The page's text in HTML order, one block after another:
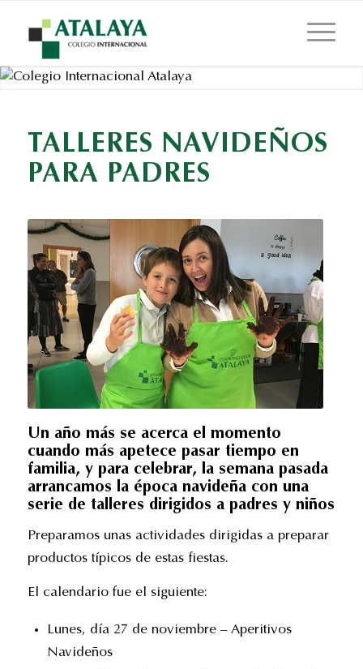
TALLERES NAVIDEÑOS
PARA PADRES
Un año más se acerca el momento
cuando más apetece pasar tiempo en
familia, y para celebrar, la semana pasada
arrancamos la época navideña con una
serie de talleres dirigidos a padres y niños
Preparamos unas actividades dirigidas a preparar
productos típicos de estas fiestas.
El calendario fue el siguiente:
Lunes, día 27 de noviembre – Aperitivos
Navideños